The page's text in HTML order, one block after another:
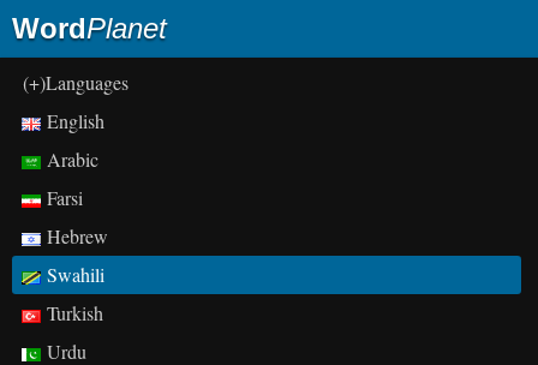
WordPlanet
(+)Languages
English
Arabic
Farsi
Hebrew
Swahili
Turkish
Urdu